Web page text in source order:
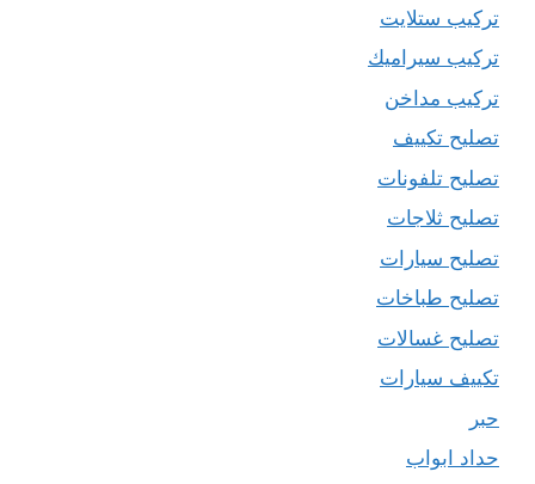
تركيب ستلايت
تركيب سيراميك
تركيب مداخن
تصليح تكييف
تصليح تلفونات
تصليح ثلاجات
تصليح سيارات
تصليح طباخات
تصليح غسالات
تكييف سيارات
حبر
حداد ابواب